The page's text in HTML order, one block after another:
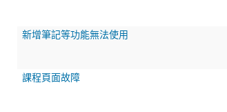
新增筆記等功能無法使用
課程頁面故障